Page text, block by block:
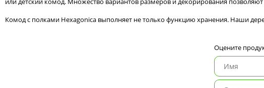
Комод с полками Hexagonica выполняет не только функцию хранения. Наши
Оцените